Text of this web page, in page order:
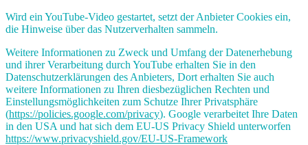
Wird ein YouTube-Video gestartet, setzt der Anbieter Cookies ein,
die Hinweise über das Nutzerverhalten sammeln.
Weitere Informationen zu Zweck und Umfang der Datenerhebung
und ihrer Verarbeitung durch YouTube erhalten Sie in den
Datenschutzerklärungen des Anbieters, Dort erhalten Sie auch
weitere Informationen zu Ihren diesbezüglichen Rechten und
Einstellungsmöglichkeiten zum Schutze Ihrer Privatsphäre
(https://policies.google.com/privacy). Google verarbeitet Ihre Daten
in den USA und hat sich dem EU-US Privacy Shield unterworfen
https://www.privacyshield.gov/EU-US-Framework